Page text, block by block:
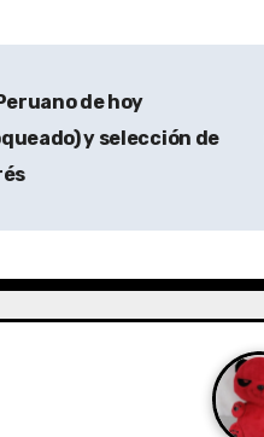
de hoy
y selección de